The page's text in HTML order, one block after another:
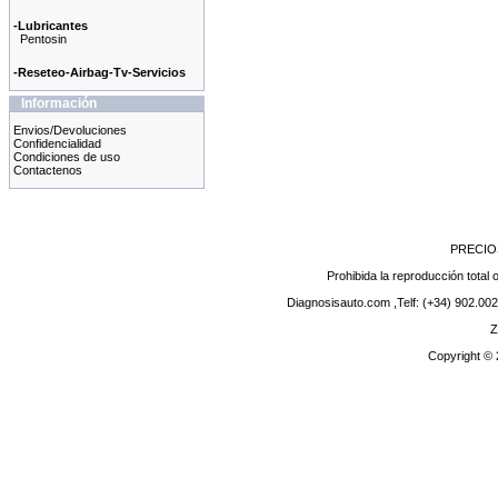
-Lubricantes
Pentosin
-Reseteo-Airbag-Tv-Servicios
Información
Envios/Devoluciones
Confidencialidad
Condiciones de uso
Contactenos
Prohibida la reproducción total
Diagnosisauto.com ,Telf: (+34)
Copyright ©